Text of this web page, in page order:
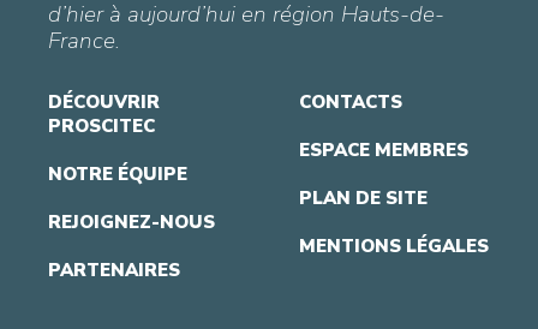
d’hier à aujourd’hui en région Hauts-de-
France.
DÉCOUVRIR
PROSCITEC
NOTRE ÉQUIPE
REJOIGNEZ-NOUS
PARTENAIRES
CONTACTS
ESPACE MEMBRES
PLAN DE SITE
MENTIONS LÉGALES